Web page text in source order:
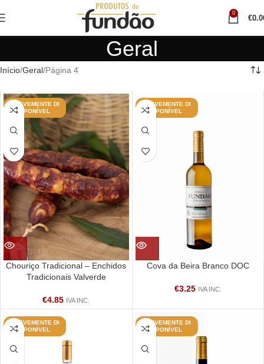
0
€
Geral
Início Geral Página 4
BREVEMENTE DI
SPONÍVEL
Chouriço Tradicional – Enchidos
Tradicionais Valverde
€4.85 IVA INC.
BREVEMENTE DI
SPONÍVEL
Cova da Beira Branco DOC
€3.25 IVA INC.
BREVEMENTE DI
SPONÍVEL
BREVEMENTE DI
SPONÍVEL